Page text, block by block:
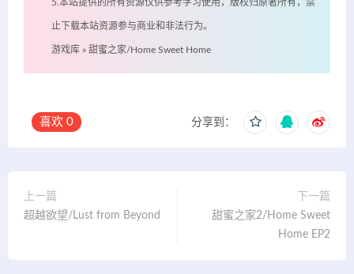
5.本站提供的所有资源仅供参考学习使用，版权归原著所有，禁
止下载本站资源参与商业和非法行为。
游戏库 » 甜蜜之家/Home Sweet Home
喜欢 0 分享到：
上一篇
超越欲望/Lust from Beyond
下一篇
甜蜜之家2/Home Sweet
Home EP2